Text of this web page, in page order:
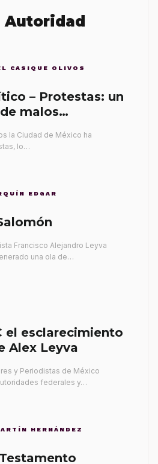
Autoridad
CASIQUE OLIVOS
– Protestas: un
malos
la Ciudad de México ha
lo…
EDGAR
Francisco Alejandro Leyva
una ola de…
el esclarecimiento
Alex Leyva
y Periodistas de México
federales y…
HERNÁNDEZ